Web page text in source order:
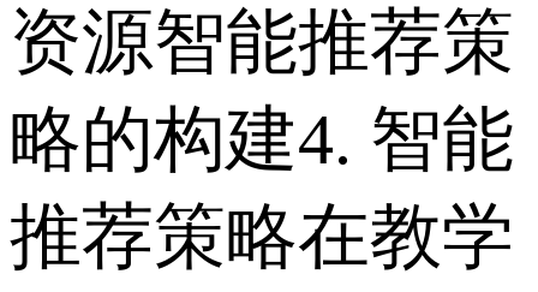
资源智能推荐策
略的构建 4. 智能
推荐策略在教学